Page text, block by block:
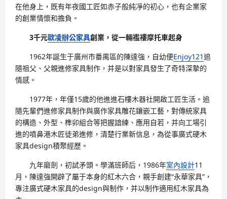
在他身上，既有年夜國工匠如赤子般純凈的初心，也有企業家
的創業情懷和擔負。
3千元歐凌辦公家具創業，從一輛襤褸摩托車起身
1962年誕生于廣州市番禺區的陳達強，自幼便Enjoy121追
隨祖父、父親進修家具制作，并是以對家具發生了奇特深摯的
情感。
1977年，年僅15歲的他進進石樓木器社開啟工匠生活。追
隨先輩們進修家具制作與廣作家具雕花鑲嵌工藝，對傳統家具
的構造、外型、榫卯組合等把握諳練、應用自若，并向工場引
進的噴鼻港木匠徒弟進修，清楚行業新信息，為從事廣式硬木
家具design積聚經歷。
九年磨劍，初試矛頭。學滿班師后，1986年室內設計11
月，陳達強開辟了屬于本身的紅木六合，親手創建“永華家具”，
專注廣式硬木家具的design與制作，并以制作適用紅木家具為